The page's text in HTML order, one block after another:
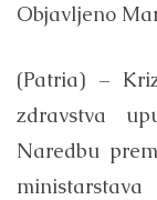
Objavljeno
(Patria) –
zdravstva
Naredbu